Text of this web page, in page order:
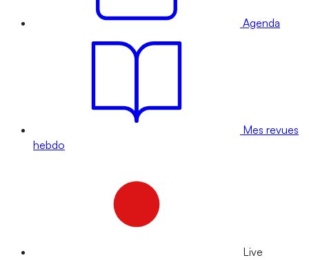
Agenda
Mes revues
hebdo
Live